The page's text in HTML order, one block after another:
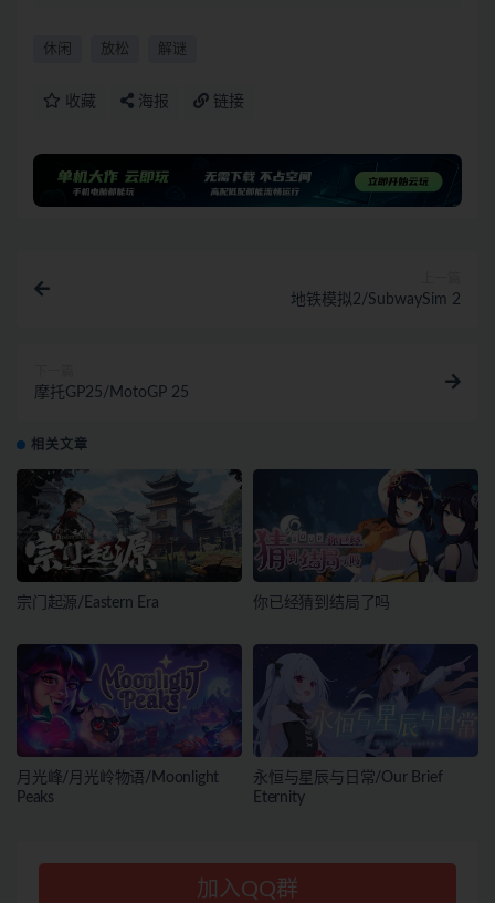
休闲 放松 解谜
收藏 海报 链接
地铁模拟2/SubwaySim 2
摩托GP25/MotoGP 25
相关文章
宗门起源/Eastern Era 你已经猜到结局了吗
月光峰/月光岭物语/Moonlight
Peaks
永恒与星辰与日常/Our Brief
Eternity
加入QQ群